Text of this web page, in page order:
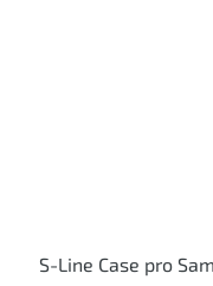
S-Line Case pro